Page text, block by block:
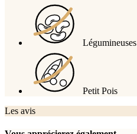
Légumineuses
Petit Pois
Les avis